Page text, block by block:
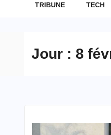
TRIBUNE TECH
Jour : 8